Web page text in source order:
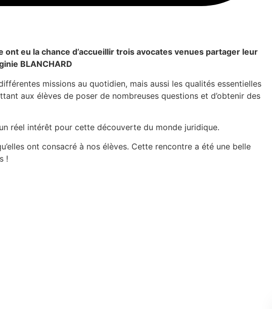
eu la chance d’accueillir trois avocates venues partager leur
BLANCHARD
missions au quotidien, mais aussi les qualités essentielles
aux élèves de poser de nombreuses questions et d’obtenir des
réel intérêt pour cette découverte du monde juridique.
ont consacré à nos élèves. Cette rencontre a été une belle
!